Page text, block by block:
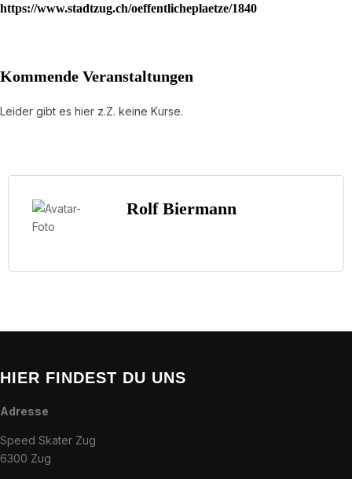
https://www.stadtzug.ch/oeffentlicheplaetze/1840
Kommende Veranstaltungen
Leider gibt es hier z.Z. keine Kurse.
Rolf Biermann
HIER FINDEST DU UNS
Adresse
Speed Skater Zug
6300 Zug